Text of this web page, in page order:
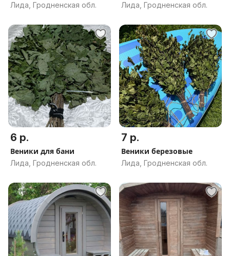
Лида, Гродненская обл. Лида, Гродненская обл.
6 р.
Веники для бани
Лида, Гродненская обл.
7 р.
Веники березовые
Лида, Гродненская обл.